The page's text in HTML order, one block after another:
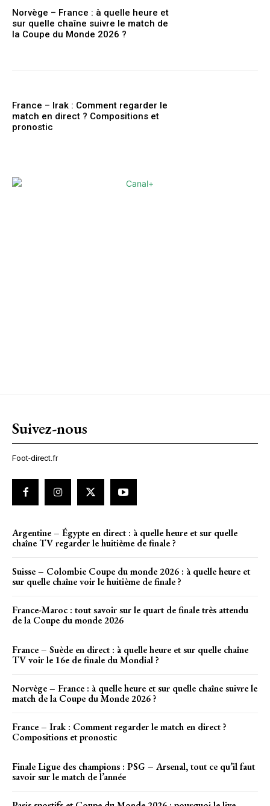
Norvège – France : à quelle heure et
sur quelle chaîne suivre le match de
la Coupe du Monde 2026 ?
France – Irak : Comment regarder le
match en direct ? Compositions et
pronostic
Suivez-nous
Foot-direct.fr
Argentine – Égypte en direct : à quelle heure et sur quelle
chaîne TV regarder le huitième de finale ?
Suisse – Colombie Coupe du monde 2026 : à quelle heure et
sur quelle chaîne voir le huitième de finale ?
France-Maroc : tout savoir sur le quart de finale très attendu
de la Coupe du monde 2026
France – Suède en direct : à quelle heure et sur quelle chaîne
TV voir le 16e de finale du Mondial ?
Norvège – France : à quelle heure et sur quelle chaîne suivre le
match de la Coupe du Monde 2026 ?
France – Irak : Comment regarder le match en direct ?
Compositions et pronostic
Finale Ligue des champions : PSG – Arsenal, tout ce qu’il faut
savoir sur le match de l’année